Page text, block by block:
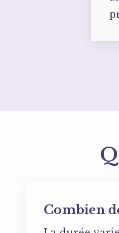
Combien